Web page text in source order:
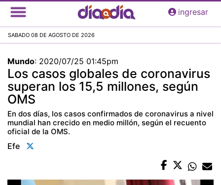
Pasar
al
principal
ingresar
SABADO 08 DE AGOSTO DE 2026
Mundo: 2020/07/25 01:45pm
Los casos globales de coronavirus
superan los 15,5 millones, según
OMS
En dos días, los casos confirmados de coronavirus a nivel
mundial han crecido en medio millón, según el recuento
oficial de la OMS.
Efe